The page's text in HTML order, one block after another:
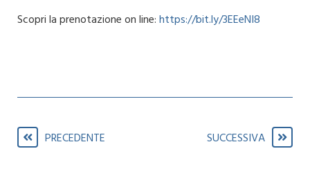
Scopri la prenotazione on line:https://bit.ly/3EEeNI8
PRECEDENTE SUCCESSIVA